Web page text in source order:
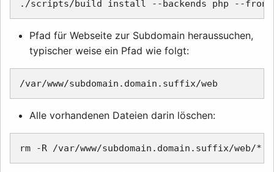
Pfad für Webseite zur Subdomain heraussuchen,
typischer weise ein Pfad wie folgt:
Alle vorhandenen Dateien darin löschen: